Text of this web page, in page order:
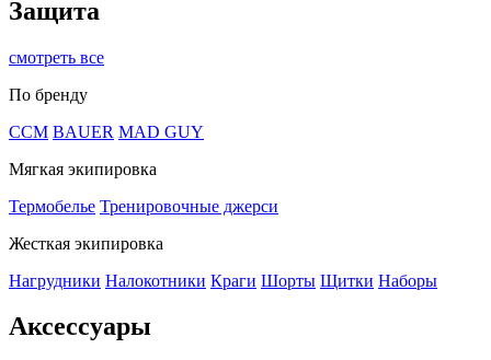
Защита
смотреть все
По бренду
CCM BAUER MAD GUY
Мягкая экипировка
Термобелье Тренировочные джерси
Жесткая экипировка
Нагрудники Налокотники Краги Шорты Щитки Наборы
Аксессуары